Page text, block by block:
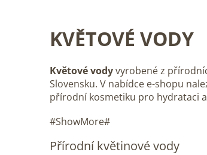
KVĚTOVÉ VODY
Květové vodyvyrobené z
Slovensku. V nabídce e-shopu
přírodní kosmetiku pro hydrataci
#ShowMore#
Přírodní květinové vody